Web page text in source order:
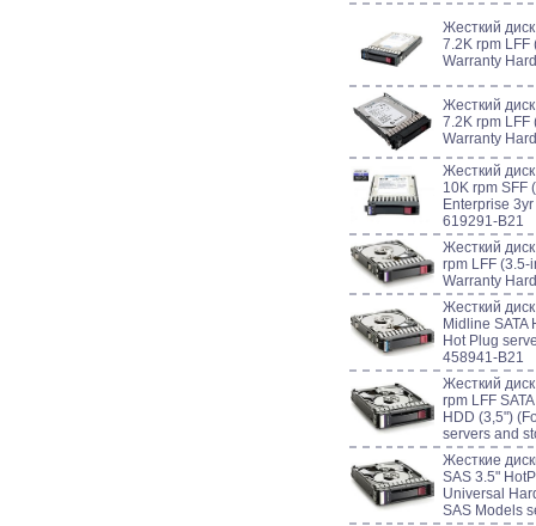
Жесткий
7.2K rpm LFF
Warranty
Жесткий
7.2K rpm LFF
Warranty
Жесткий
10K rpm SFF
Enterprise
619291-B21
Жесткий
rpm LFF
Warranty
Жесткий
Midline SATA
Hot Plug
458941-B21
Жесткий
rpm LFF
HDD (3,5")
servers and
Жесткие
SAS 3.5"
Universal
SAS Models